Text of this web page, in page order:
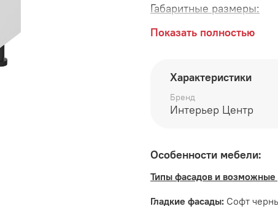
Габаритные размеры:
длина 300 мм
высота 815 мм
Дополнительно
входит
Производитель:
Мебельная фабрика
Показать полностью
Характеристики
Бренд
Интерьер Центр
Особенности мебели:
Типы фасадов и возможные
Гладкие фасады: Софт